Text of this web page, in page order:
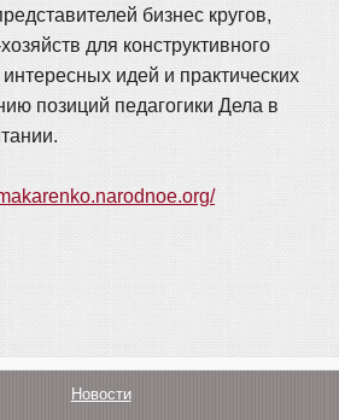
бизнес кругов,
для конструктивного
идей и практических
позиций педагогики Дела в
Новости